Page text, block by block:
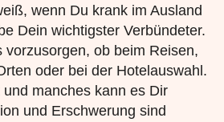
wenn Du krank im Ausland
Dein wichtigster Verbündeter.
vorzusorgen, ob beim Reisen,
oder bei der Hotelauswahl.
manches kann es Dir
und Erschwerung sind